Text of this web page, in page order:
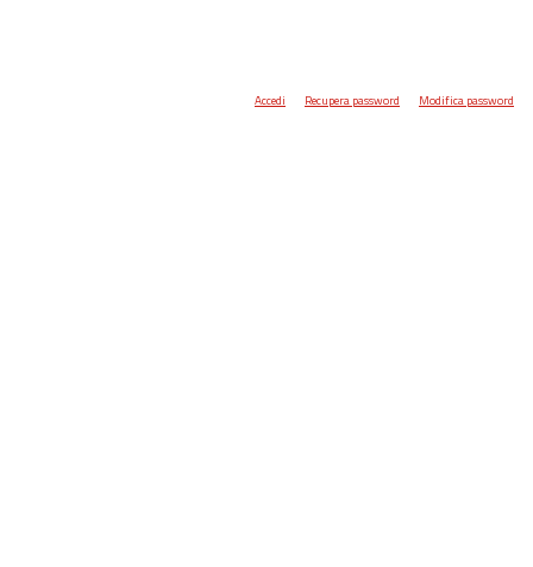
Accedi Recupera password Modifica password